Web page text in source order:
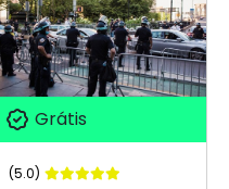
Grátis
(5.0)